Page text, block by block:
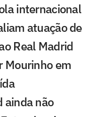
internacional
atuação de
Real Madrid
Mourinho em
ainda não